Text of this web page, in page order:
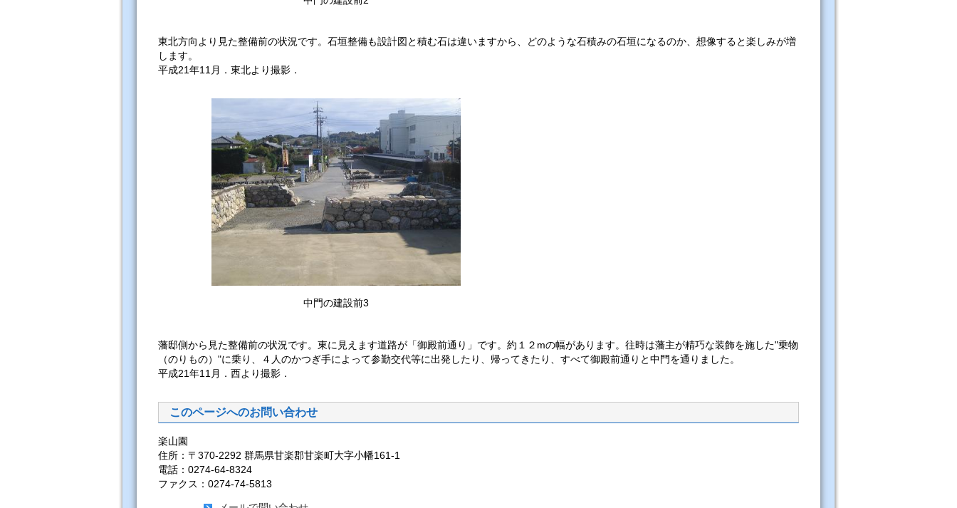
東北方向より見た整備前の状況です。石垣整備も設計図と積む石は違いますから、どのような石積みの石垣になるのか、想像すると楽しみが増
します。
平成21年11月．東北より撮影．
中門の建設前3
藩邸側から見た整備前の状況です。東に見えます道路が「御殿前通り」です。約１２mの幅があります。往時は藩主が精巧な装飾を施した"乗物
（のりもの）"に乗り、４人のかつぎ手によって参勤交代等に出発したり、帰ってきたり、すべて御殿前通りと中門を通りました。
平成21年11月．西より撮影．
このページへのお問い合わせ
楽山園
住所：〒370-2292 群馬県甘楽郡甘楽町大字小幡161-1
電話：0274-64-8324
ファクス：0274-74-5813